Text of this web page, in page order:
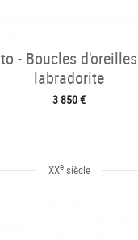
- Boucles
labradorite
3 850 €
XXesiècle